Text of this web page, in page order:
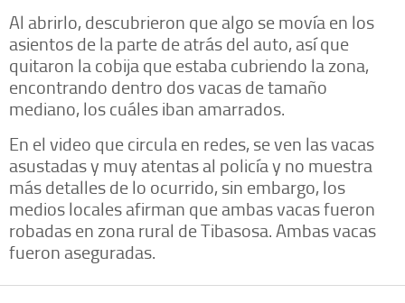
Al abrirlo, descubrieron que algo se movía en los
asientos de la parte de atrás del auto, así que
quitaron la cobija que estaba cubriendo la zona,
encontrando dentro dos vacas de tamaño
mediano, los cuáles iban amarrados.
En el video que circula en redes, se ven las vacas
asustadas y muy atentas al policía y no muestra
más detalles de lo ocurrido, sin embargo, los
medios locales afirman que ambas vacas fueron
robadas en zona rural de Tibasosa. Ambas vacas
fueron aseguradas.